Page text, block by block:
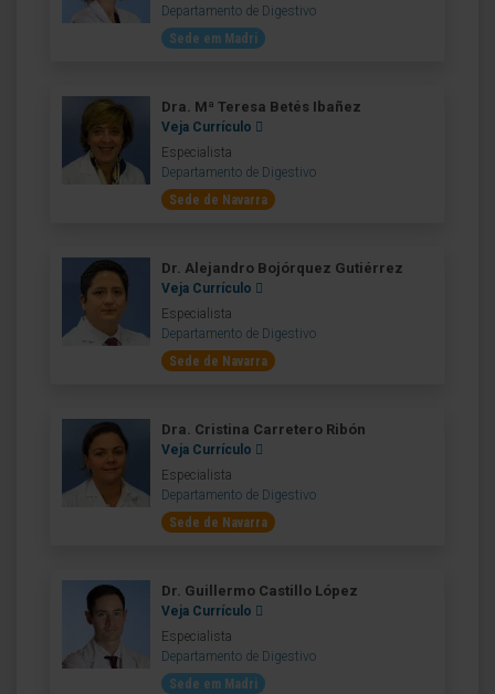
Departamento de Digestivo
Sede em Madri
Dra. Mª Teresa Betés Ibañez
Veja Currículo
Especialista
Departamento de Digestivo
Sede de Navarra
Dr. Alejandro Bojórquez Gutiérrez
Veja Currículo
Especialista
Departamento de Digestivo
Sede de Navarra
Dra. Cristina Carretero Ribón
Veja Currículo
Especialista
Departamento de Digestivo
Sede de Navarra
Dr. Guillermo Castillo López
Veja Currículo
Especialista
Departamento de Digestivo
Sede em Madri